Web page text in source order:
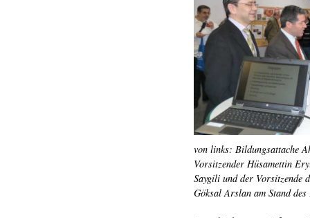
von links: Bildungsattache
Vorsitzender Hüsamettin
Saygili und der Vorsitzende
Göksal Arslan am Stand